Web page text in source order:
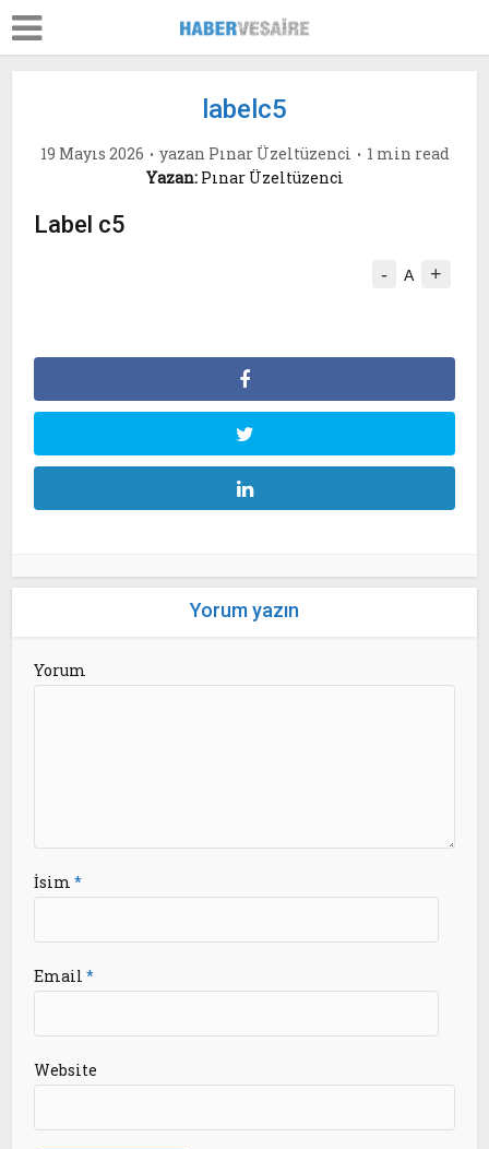
labelc5
19 Mayıs 2026 yazan Pınar Üzeltüzenci
1 min read
Yazan:Pınar Üzeltüzenci
Label c5
- A +
Yorum yazın
Yorum
İsim*
Email*
Website